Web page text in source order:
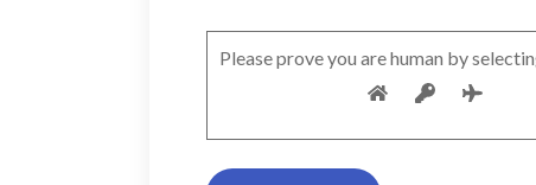
Please prove you are human by